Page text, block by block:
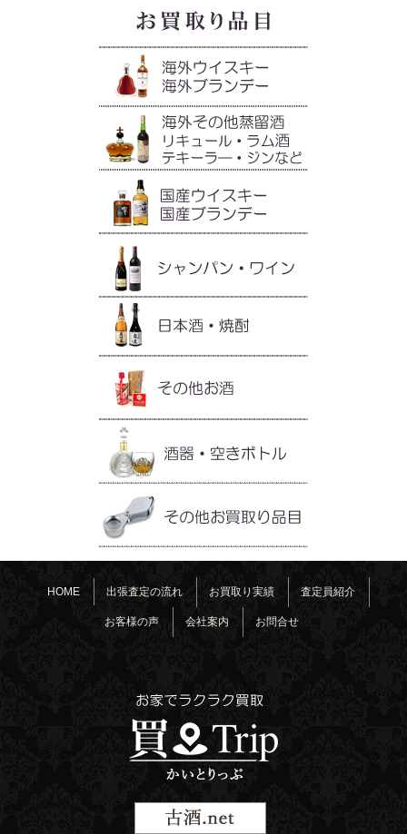
HOME 出張査定の流れ お買取り実績 査定員紹介
お客様の声 会社案内 お問合せ